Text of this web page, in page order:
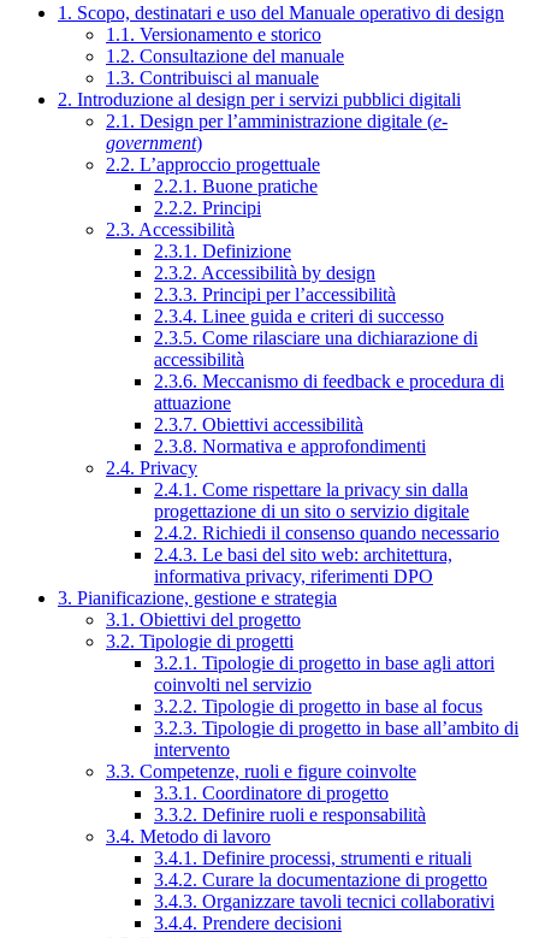
1. Scopo, destinatari e uso del Manuale operativo di design
1.1. Versionamento e storico
1.2. Consultazione del manuale
1.3. Contribuisci al manuale
2. Introduzione al design per i servizi pubblici digitali
2.1. Design per l’amministrazione digitale (e-
government)
2.2. L’approccio progettuale
2.2.1. Buone pratiche
2.2.2. Principi
2.3. Accessibilità
2.3.1. Definizione
2.3.2. Accessibilità by design
2.3.3. Principi per l’accessibilità
2.3.4. Linee guida e criteri di successo
2.3.5. Come rilasciare una dichiarazione di
accessibilità
2.3.6. Meccanismo di feedback e procedura di
attuazione
2.3.7. Obiettivi accessibilità
2.3.8. Normativa e approfondimenti
2.4. Privacy
2.4.1. Come rispettare la privacy sin dalla
progettazione di un sito o servizio digitale
2.4.2. Richiedi il consenso quando necessario
2.4.3. Le basi del sito web: architettura,
informativa privacy, riferimenti DPO
3. Pianificazione, gestione e strategia
3.1. Obiettivi del progetto
3.2. Tipologie di progetti
3.2.1. Tipologie di progetto in base agli attori
coinvolti nel servizio
3.2.2. Tipologie di progetto in base al focus
3.2.3. Tipologie di progetto in base all’ambito di
intervento
3.3. Competenze, ruoli e figure coinvolte
3.3.1. Coordinatore di progetto
3.3.2. Definire ruoli e responsabilità
3.4. Metodo di lavoro
3.4.1. Definire processi, strumenti e rituali
3.4.2. Curare la documentazione di progetto
3.4.3. Organizzare tavoli tecnici collaborativi
3.4.4. Prendere decisioni